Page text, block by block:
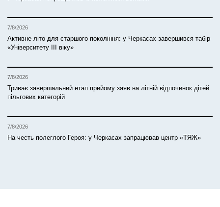
7/8/2026
Активне літо для старшого покоління: у Черкасах завершився табір
«Університету ІІІ віку»
7/8/2026
Триває завершальний етап прийому заяв на літній відпочинок дітей
пільгових категорій
7/8/2026
На честь полеглого Героя: у Черкасах запрацював центр «ТЯЖ»